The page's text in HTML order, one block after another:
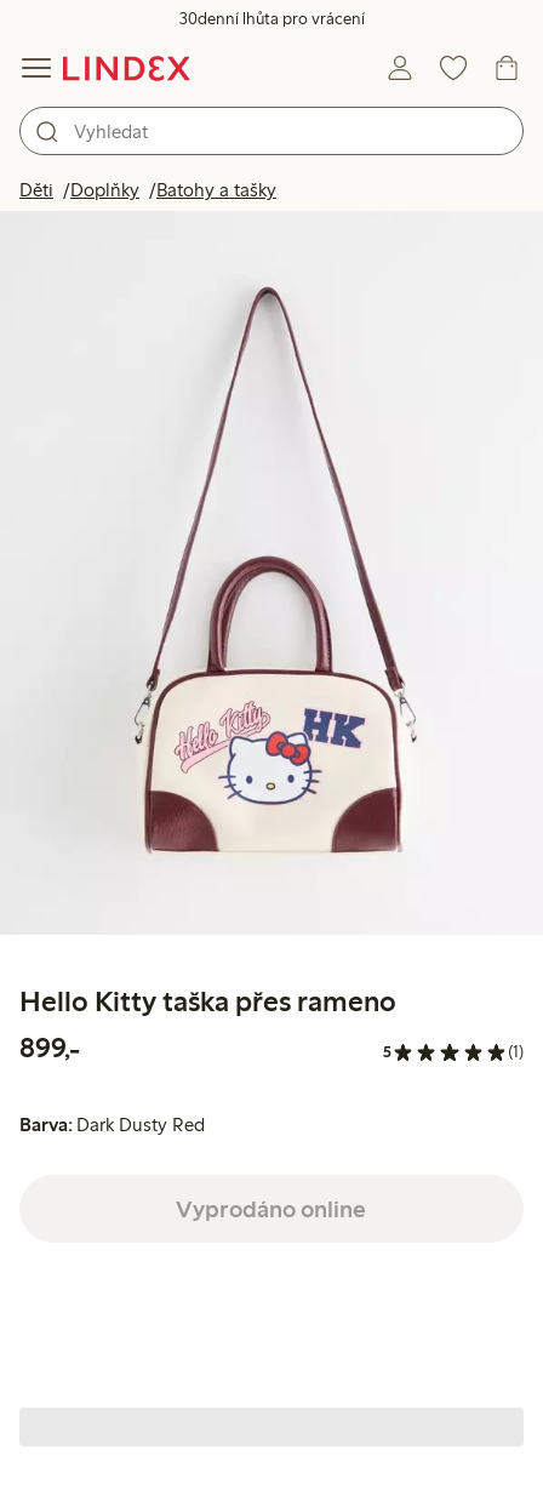
30denní lhůta pro vrácení
Děti Doplňky Batohy a tašky
Hello Kitty taška přes rameno
899,-899,00 Kč 5 (1)
Barva: Dark Dusty Red
Vyprodáno online